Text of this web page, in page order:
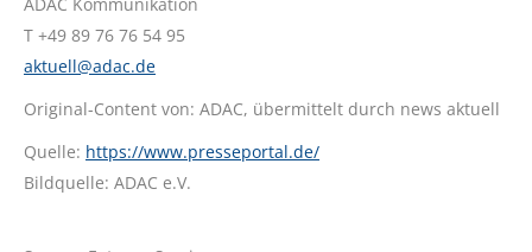
T +49 89 76 76 54 95
aktuell@adac.de
Original-Content von: ADAC, übermittelt durch news aktuell
Quelle: https://www.presseportal.de/
Bildquelle: ADAC e.V.